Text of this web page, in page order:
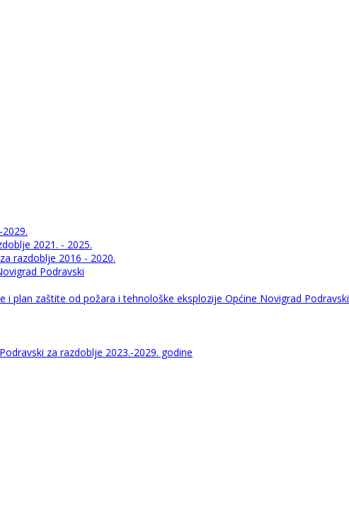
2021. - 2025.
razdoblje 2016 - 2020.
Podravski
plan zaštite od požara i tehnološke eksplozije Općine Novigrad Podravski
za razdoblje 2023.-2029. godine